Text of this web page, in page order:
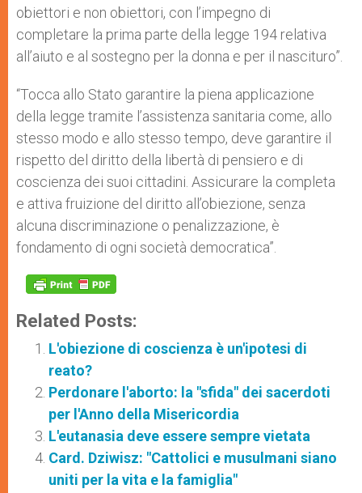
obiettori e non obiettori, con l’impegno di
completare la prima parte della legge 194 relativa
all’aiuto e al sostegno per la donna e per il nascituro”.
“Tocca allo Stato garantire la piena applicazione
della legge tramite l’assistenza sanitaria come, allo
stesso modo e allo stesso tempo, deve garantire il
rispetto del diritto della libertà di pensiero e di
coscienza dei suoi cittadini. Assicurare la completa
e attiva fruizione del diritto all’obiezione, senza
alcuna discriminazione o penalizzazione, è
fondamento di ogni società democratica”.
Related Posts:
L'obiezione di coscienza è un'ipotesi di
reato?
Perdonare l'aborto: la "sfida" dei sacerdoti
per l'Anno della Misericordia
L'eutanasia deve essere sempre vietata
Card. Dziwisz: "Cattolici e musulmani siano
uniti per la vita e la famiglia"